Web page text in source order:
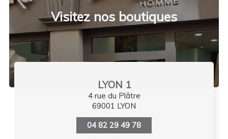
Visitez nos boutiques
LYON 1
4 rue du Plâtre
69001 LYON
04 82 29 49 78